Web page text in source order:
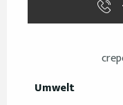
Umwelt
Umwelt